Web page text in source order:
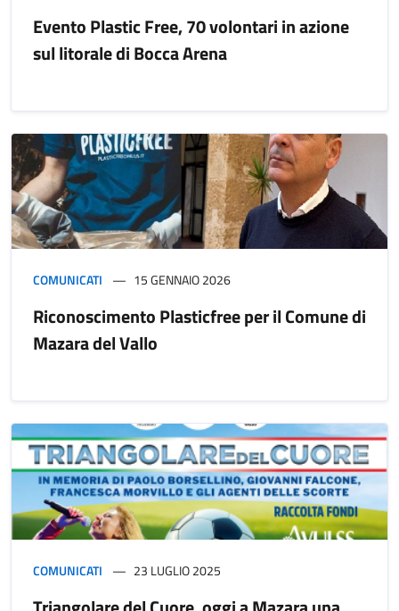
Evento Plastic Free, 70 volontari in azione
sul litorale di Bocca Arena
COMUNICATI 15 GENNAIO 2026
Riconoscimento Plasticfree per il Comune di
Mazara del Vallo
COMUNICATI 23 LUGLIO 2025